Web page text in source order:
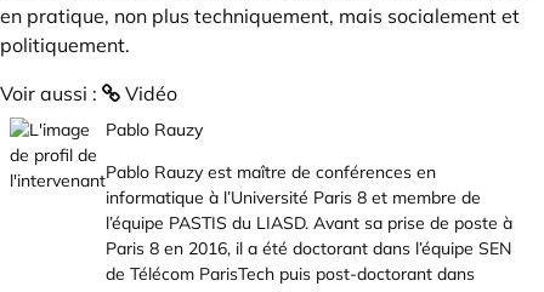
en pratique, non plus techniquement, mais socialement et
politiquement.
Voir aussi :
Vidéo
Pablo Rauzy
Pablo Rauzy est maître de conférences en
informatique à l’Université Paris 8 et membre de
l’équipe PASTIS du LIASD. Avant sa prise de poste à
Paris 8 en 2016, il a été doctorant dans l’équipe SEN
de Télécom ParisTech puis post-doctorant dans